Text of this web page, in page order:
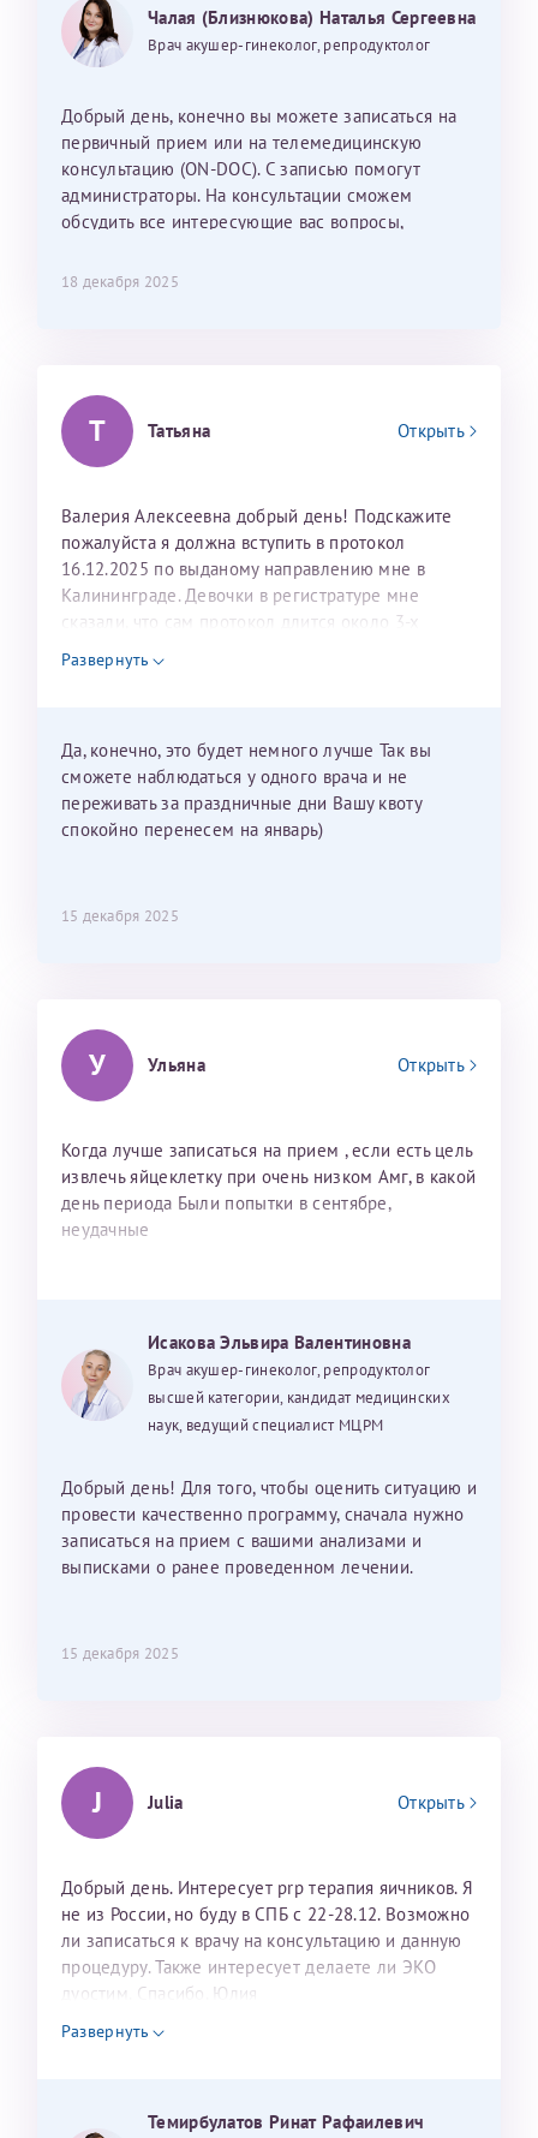
Так же хотелось отметить мед. сестру Сухову
Наталью Викторовну. Тоже очень душевный человек.
С ней общение было, как с давней знакомой, очень
персонал очень вежливый и чуткий, прям приятно
находиться. Мы собираемся туда ещё за вторым
ребёнком, и конечно же только к Ринату
Рафаильевичу, нашему волшебнику, без каких либо
сомнений.
Темирбулатов Ринат Рафаилевич
25 июня 2026
13 июня 2026
Могу ли я записаться к вам и обсудить
дальнейшие действия для программы эко
Чалая (Близнюкова) Наталья Сергеевна
Врач акушер-гинеколог, репродуктолог
Добрый день, конечно вы можете записаться на
первичный прием или на телемедицинскую
консультацию (ON-DOC). С записью помогут
администраторы. На консультации сможем
обсудить все интересующие вас вопросы,
18 декабря 2025
Т Татьяна Открыть
Валерия Алексеевна добрый день! Подскажите
пожалуйста я должна вступить в протокол
16.12.2025 по выданому направлению мне в
Калининграде. Девочки в регистратуре мне
сказали, что сам протокол длится около 3-х
недель и 3 недели я должна находится в Питере.
Можно мне новый год провести в Калининграде и
Развернуть
Да, конечно, это будет немного лучше Так вы
сможете наблюдаться у одного врача и не
переживать за праздничные дни Вашу квоту
спокойно перенесем на январь)
15 декабря 2025
У Ульяна Открыть
Когда лучше записаться на прием , если есть цель
извлечь яйцеклетку при очень низком Амг, в какой
день периода Были попытки в сентябре,
неудачные
Исакова Эльвира Валентиновна
Врач акушер-гинеколог, репродуктолог
высшей категории, кандидат медицинских
наук, ведущий специалист МЦРМ
Добрый день! Для того, чтобы оценить ситуацию и
провести качественно программу, сначала нужно
записаться на прием с вашими анализами и
выписками о ранее проведенном лечении.
15 декабря 2025
J Julia Открыть
Добрый день. Интересует prp терапия яичников. Я
не из России, но буду в СПБ с 22-28.12. Возможно
ли записаться к врачу на консультацию и данную
процедуру. Также интересует делаете ли ЭКО
дуостим. Спасибо. Юлия
Развернуть
Темирбулатов Ринат Рафаилевич